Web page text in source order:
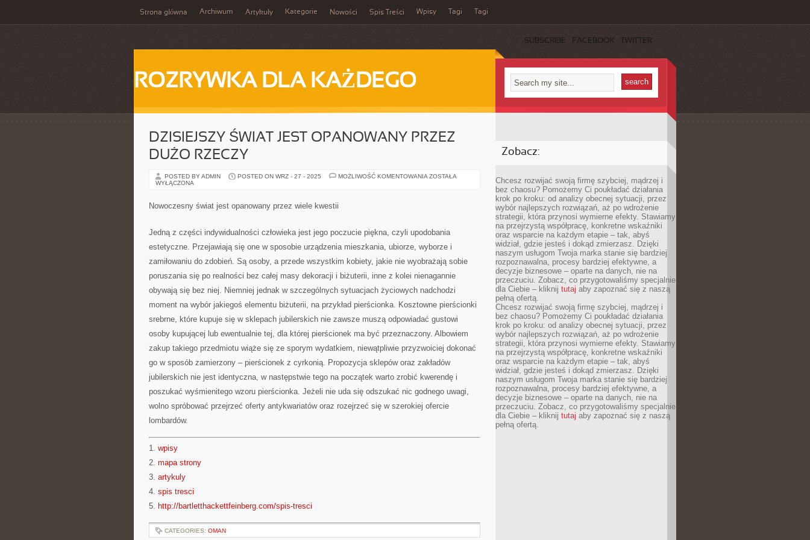
Strona główna Archiwum Artykuły Kategorie Nowości Spis Treści Wpisy Tagi Tagi
SUBSCRIBE FACEBOOK TWITTER
ROZRYWKA DLA KAŻDEGO
DZISIEJSZY ŚWIAT JEST OPANOWANY PRZEZ
DUŻO RZECZY
POSTED BY ADMIN POSTED ON WRZ - 27 - 2025 MOŻLIWOŚĆ KOMENTOWANIA DZISIEJSZY
ZOSTAŁA
WYŁĄCZONA
Nowoczesny świat jest opanowany przez wiele kwestii
Jedną z części indywidualności człowieka jest jego poczucie piękna, czyli upodobania
estetyczne. Przejawiają się one w sposobie urządzenia mieszkania, ubiorze, wyborze i
zamiłowaniu do zdobień. Są osoby, a przede wszystkim kobiety, jakie nie wyobrażają sobie
poruszania się po realności bez całej masy dekoracji i biżuterii, inne z kolei nienagannie
obywają się bez niej. Niemniej jednak w szczególnych sytuacjach życiowych nadchodzi
moment na wybór jakiegoś elementu biżuterii, na przykład pierścionka. Kosztowne pierścionki
srebrne, które kupuje się w sklepach jubilerskich nie zawsze muszą odpowiadać gustowi
osoby kupującej lub ewentualnie tej, dla której pierścionek ma być przeznaczony. Albowiem
zakup takiego przedmiotu wiąże się ze sporym wydatkiem, niewątpliwie przyzwoiciej dokonać
go w sposób zamierzony – pierścionek z cyrkonią. Propozycja sklepów oraz zakładów
jubilerskich nie jest identyczna, w następstwie tego na początek warto zrobić kwerendę i
poszukać wyśmienitego wzoru pierścionka. Jeżeli nie uda się odszukać nic godnego uwagi,
wolno spróbować przejrzeć oferty antykwariatów oraz rozejrzeć się w szerokiej ofercie
lombardów.
1. wpisy
2. mapa strony
3. artykuly
4. spis tresci
5. http://bartletthackettfeinberg.com/spis-tresci
CATEGORIES: OMAN
Zobacz:
Chcesz rozwijać swoją firmę szybciej, mądrzej i
bez chaosu? Pomożemy Ci poukładać działania
krok po kroku: od analizy obecnej sytuacji, przez
wybór najlepszych rozwiązań, aż po wdrożenie
strategii, która przynosi wymierne efekty. Stawiamy
na przejrzystą współpracę, konkretne wskaźniki
oraz wsparcie na każdym etapie – tak, abyś
widział, gdzie jesteś i dokąd zmierzasz. Dzięki
naszym usługom Twoja marka stanie się bardziej
rozpoznawalna, procesy bardziej efektywne, a
decyzje biznesowe – oparte na danych, nie na
przeczuciu. Zobacz, co przygotowaliśmy specjalnie
dla Ciebie – kliknij tutaj aby zapoznać się z naszą
pełną ofertą.
Chcesz rozwijać swoją firmę szybciej, mądrzej i
bez chaosu? Pomożemy Ci poukładać działania
krok po kroku: od analizy obecnej sytuacji, przez
wybór najlepszych rozwiązań, aż po wdrożenie
strategii, która przynosi wymierne efekty. Stawiamy
na przejrzystą współpracę, konkretne wskaźniki
oraz wsparcie na każdym etapie – tak, abyś
widział, gdzie jesteś i dokąd zmierzasz. Dzięki
naszym usługom Twoja marka stanie się bardziej
rozpoznawalna, procesy bardziej efektywne, a
decyzje biznesowe – oparte na danych, nie na
przeczuciu. Zobacz, co przygotowaliśmy specjalnie
dla Ciebie – kliknij tutaj aby zapoznać się z naszą
pełną ofertą.